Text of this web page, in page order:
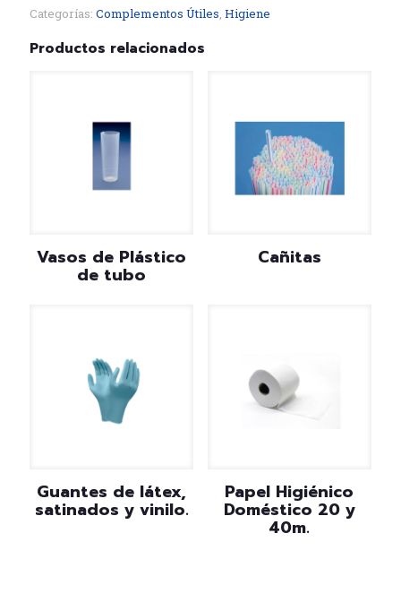
Categorías: Complementos Útiles, Higiene
Productos relacionados
Vasos de Plástico
de tubo
Cañitas
Guantes de látex,
satinados y vinilo.
Papel Higiénico
Doméstico 20 y
40m.